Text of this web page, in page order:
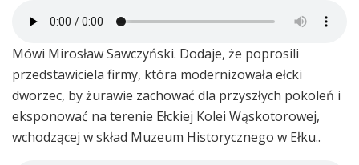
Mówi Mirosław Sawczyński. Dodaje, że poprosili
przedstawiciela firmy, która modernizowała ełcki
dworzec, by żurawie zachować dla przyszłych pokoleń i
eksponować na terenie Ełckiej Kolei Wąskotorowej,
wchodzącej w skład Muzeum Historycznego w Ełku..